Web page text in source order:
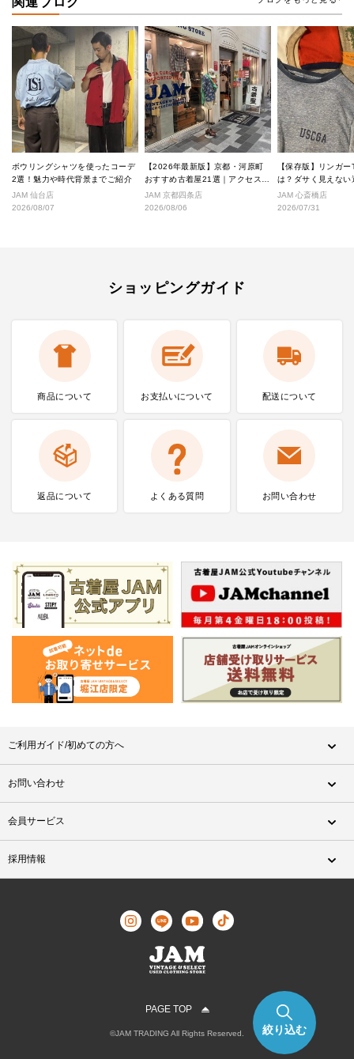
ボウリングシャツを使ったコーデ
2選！魅力や時代背景までご紹介
JAM 仙台店
2026/08/07
【2026年最新版】京都・河原町
おすすめ古着屋21選｜アクセス良
好な絶対行くべきショップ厳選！
JAM 京都四条店
2026/08/06
【保存版】リンガ
は？ダサく見えない
なし完全ガイド
JAM 心斎橋店
2026/07/31
ショッピングガイド
商品について お支払いについて 配送について
返品について よくある質問 お問い合わせ
絞り込む
ご利用ガイド/初めての方へ
お問い合わせ
会員サービス
採用情報
PAGE TOP
©JAM TRADING All Rights Reserved.